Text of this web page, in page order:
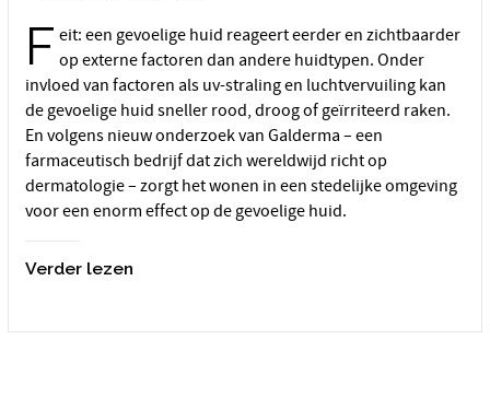
F eit: een gevoelige huid reageert eerder en zichtbaarder
op externe factoren dan andere huidtypen. Onder
invloed van factoren als uv-straling en luchtvervuiling kan
de gevoelige huid sneller rood, droog of geïrriteerd raken.
En volgens nieuw onderzoek van Galderma – een
farmaceutisch bedrijf dat zich wereldwijd richt op
dermatologie – zorgt het wonen in een stedelijke omgeving
voor een enorm effect op de gevoelige huid.
Verder lezen